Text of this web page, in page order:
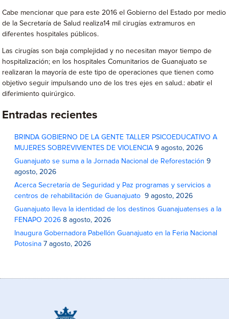
Cabe mencionar que para este 2016 el Gobierno del Estado por medio
de la Secretaría de Salud realiza14 mil cirugías extramuros en
diferentes hospitales públicos.
Las cirugías son baja complejidad y no necesitan mayor tiempo de
hospitalización; en los hospitales Comunitarios de Guanajuato se
realizaran la mayoría de este tipo de operaciones que tienen como
objetivo seguir impulsando uno de los tres ejes en salud.: abatir el
diferimiento quirúrgico.
Entradas recientes
BRINDA GOBIERNO DE LA GENTE TALLER PSICOEDUCATIVO A
MUJERES SOBREVIVIENTES DE VIOLENCIA 9 agosto, 2026
Guanajuato se suma a la Jornada Nacional de Reforestación 9
agosto, 2026
Acerca Secretaría de Seguridad y Paz programas y servicios a
centros de rehabilitación de Guanajuato
9 agosto, 2026
Guanajuato lleva la identidad de los destinos Guanajuatenses a la
FENAPO 2026 8 agosto, 2026
Inaugura Gobernadora Pabellón Guanajuato en la Feria Nacional
Potosina 7 agosto, 2026